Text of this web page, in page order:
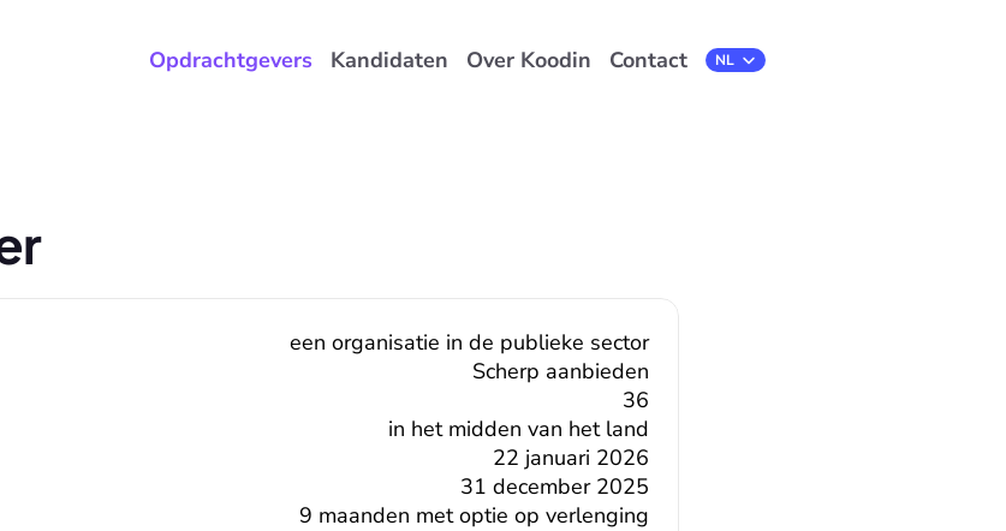
Opdrachtgevers Kandidaten Over Koodin Contact Select Language
NL
22 januari 2026
31 december 2025
9 maanden met optie op verlenging
een organisatie in de publieke sector
Scherp aanbieden
36
in het midden van het land